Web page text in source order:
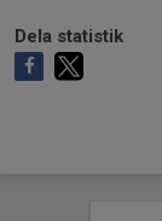
Dela statistik